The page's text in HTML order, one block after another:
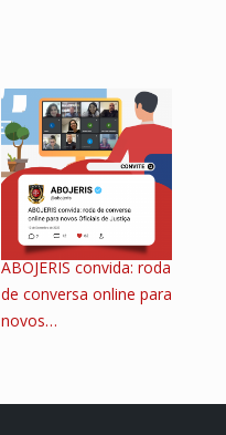
ABOJERIS convida: roda
de conversa online para
novos…